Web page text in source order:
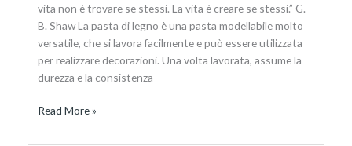
vita non è trovare se stessi. La vita è creare se stessi.” G.
B. Shaw La pasta di legno è una pasta modellabile molto
versatile, che si lavora facilmente e può essere utilizzata
per realizzare decorazioni. Una volta lavorata, assume la
durezza e la consistenza
Read More »